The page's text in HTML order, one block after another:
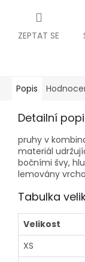
ZEPTAT SE
Popis
Detailní
pruhy v
materiál
bočními švy,
lemovány
Tabulka
Velikost
XS